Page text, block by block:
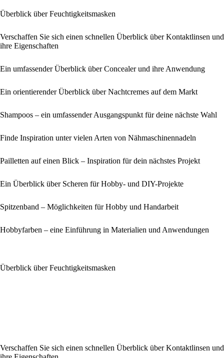
Überblick über Feuchtigkeitsmasken
Verschaffen Sie sich einen schnellen Überblick über Kontaktlinsen und
ihre Eigenschaften
Ein umfassender Überblick über Concealer und ihre Anwendung
Ein orientierender Überblick über Nachtcremes auf dem Markt
Shampoos – ein umfassender Ausgangspunkt für deine nächste Wahl
Finde Inspiration unter vielen Arten von Nähmaschinennadeln
Pailletten auf einen Blick – Inspiration für dein nächstes Projekt
Ein Überblick über Scheren für Hobby- und DIY-Projekte
Spitzenband – Möglichkeiten für Hobby und Handarbeit
Hobbyfarben – eine Einführung in Materialien und Anwendungen
Überblick über Feuchtigkeitsmasken
Verschaffen Sie sich einen schnellen Überblick über Kontaktlinsen und